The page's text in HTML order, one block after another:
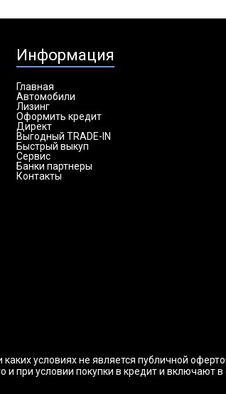
Информация
Главная
Автомобили
Лизинг
Оформить кредит
Директ
Выгодный TRADE-IN
Быстрый выкуп
Сервис
Банки партнеры
Контакты
условиях не является публичной
при условии покупки в кредит и включают